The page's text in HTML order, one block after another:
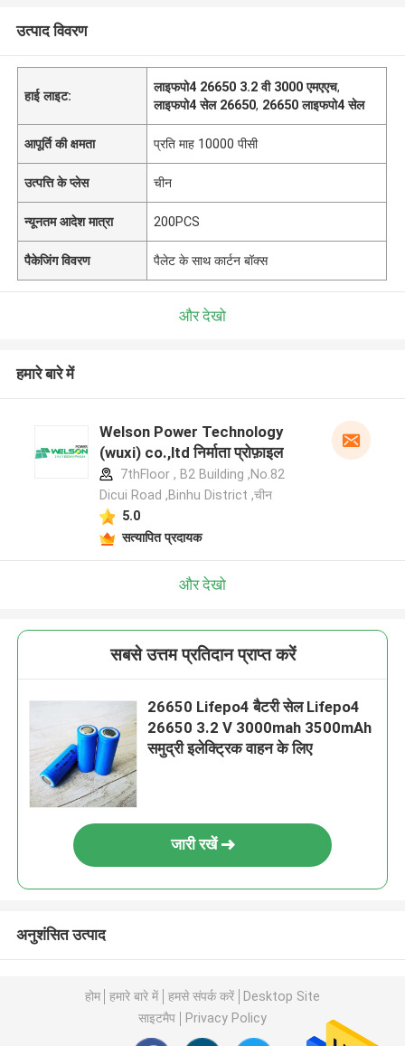
उत्पाद विवरण
हाई लाइट:
लाइफपो4 26650 3.2 वी 3000 एमएएच,
लाइफपो4 सेल 26650, 26650 लाइफपो4 सेल
आपूर्ति की क्षमता प्रति माह 10000 पीसी
उत्पत्ति के प्लेस चीन
न्यूनतम आदेश मात्रा 200PCS
पैकेजिंग विवरण पैलेट के साथ कार्टन बॉक्स
और देखो
हमारे बारे में
Welson Power Technology
(wuxi) co.,ltd निर्माता प्रोफ़ाइल
7thFloor , B2 Building ,No.82
Dicui Road ,Binhu District ,चीन
5.0
सत्यापित प्रदायक
और देखो
सबसे उत्तम प्रतिदान प्राप्त करें
26650 Lifepo4 बैटरी सेल Lifepo4
26650 3.2 V 3000mah 3500mAh
समुद्री इलेक्ट्रिक वाहन के लिए
जारी रखें
अनुशंसित उत्पाद
होम हमारे बारे में हमसे संपर्क करें
Desktop Site
साइटमैप
Privacy Policy